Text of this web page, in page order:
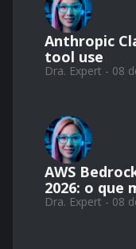
Anthropic
tool use
Dra. Expert - 08
AWS
2026: o que
Dra. Expert - 08